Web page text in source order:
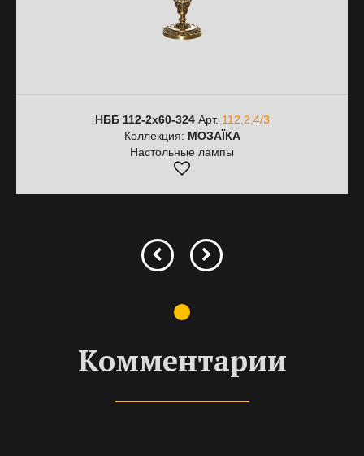
НББ 112-2х60-324Арт. 112,2,4/3
Коллекция: МОЗАЇКА
Настольные лампы
Комментарии